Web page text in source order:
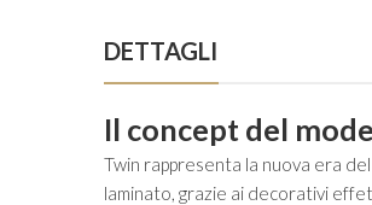
DETTAGLI
Il concept del
Twin rappresenta la nuova era del
laminato, grazie ai decorativi